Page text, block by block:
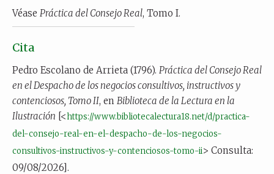
Véase Práctica del Consejo Real, Tomo I.
Cita
Pedro Escolano de Arrieta (1796). Práctica del Consejo Real
en el Despacho de los negocios consultivos, instructivos y
contenciosos, Tomo II, en Biblioteca de la Lectura en la
Ilustración [<https://www.bibliotecalectura18.net/d/practica-
del-consejo-real-en-el-despacho-de-los-negocios-
consultivos-instructivos-y-contenciosos-tomo-ii> Consulta:
09/08/2026].